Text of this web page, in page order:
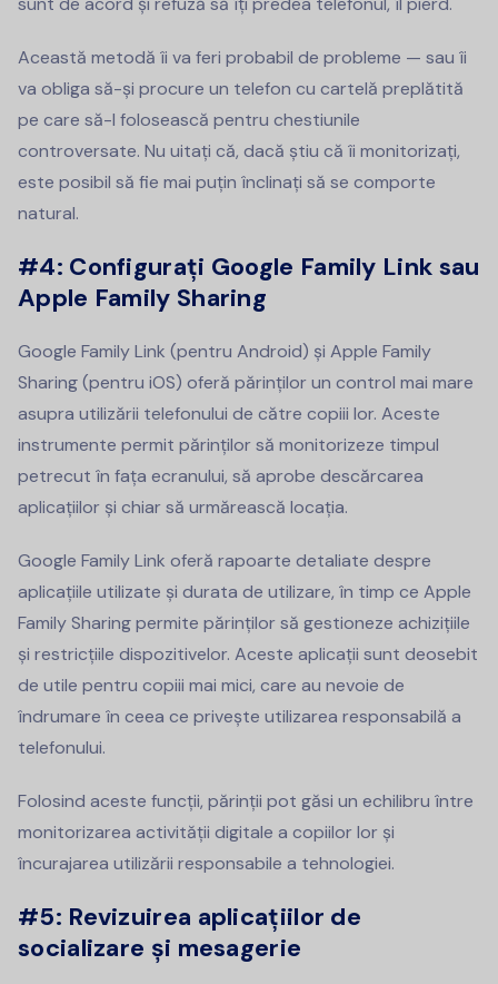
Această metodă îi va feri probabil de probleme — sau îi
va obliga să-și procure un telefon cu cartelă preplătită
pe care să-l folosească pentru chestiunile
controversate. Nu uitați că, dacă știu că îi monitorizați,
este posibil să fie mai puțin înclinați să se comporte
natural.
#4: Configurați Google Family Link sau
Apple Family Sharing
Google Family Link (pentru Android) și Apple Family
Sharing (pentru iOS) oferă părinților un control mai mare
asupra utilizării telefonului de către copiii lor. Aceste
instrumente permit părinților să monitorizeze timpul
petrecut în fața ecranului, să aprobe descărcarea
aplicațiilor și chiar să urmărească locația.
Google Family Link oferă rapoarte detaliate despre
aplicațiile utilizate și durata de utilizare, în timp ce Apple
Family Sharing permite părinților să gestioneze achizițiile
și restricțiile dispozitivelor. Aceste aplicații sunt deosebit
de utile pentru copiii mai mici, care au nevoie de
îndrumare în ceea ce privește utilizarea responsabilă a
telefonului.
Folosind aceste funcții, părinții pot găsi un echilibru între
monitorizarea activității digitale a copiilor lor și
încurajarea utilizării responsabile a tehnologiei.
#5: Revizuirea aplicațiilor de
socializare și mesagerie